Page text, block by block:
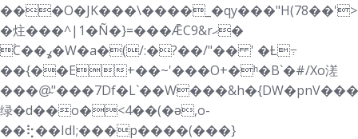
�炷���^|1�Ñ�}=���ǢC9&rޙ�
ۢC��ߩ�W�a�(/:�?��/"�� ' �Ƚ߹
��{��E+��~'���O+�ʰ�B`�#/Xo溠
绿�d��o�<4��(�ǝ,o-
��⢗��ΙdI;���p����(���}